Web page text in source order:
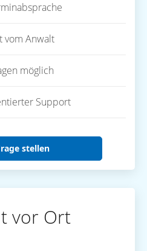
vom Anwalt
möglich
Support
stellen
vor Ort